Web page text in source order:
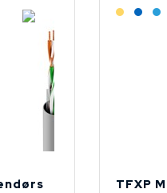
Kabel
TFXP